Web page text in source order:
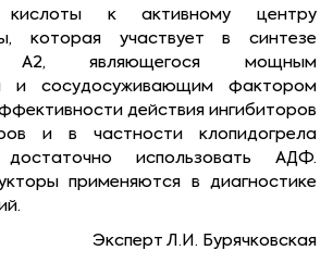
кислоты к активному центру
которая участвует в синтезе
А2, являющегося мощным
и сосудосуживающим фактором
действия ингибиторов
и в частности клопидогрела
использовать АДФ.
применяются в диагностике
Эксперт Л.И. Бурячковская